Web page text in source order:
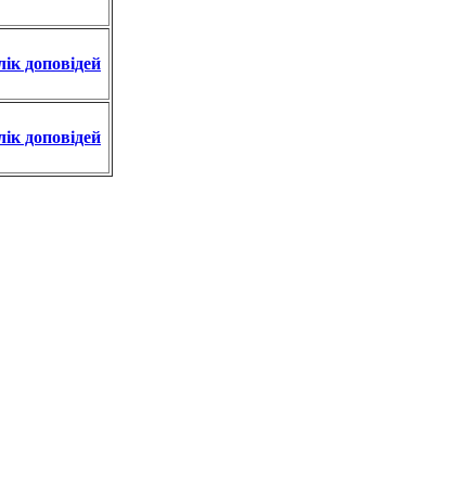
доповідей
доповідей